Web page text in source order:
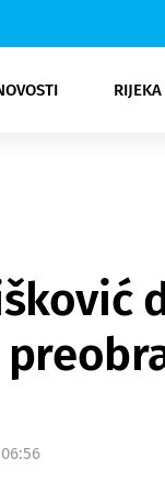
Opatija
NK
Moda
Kultura